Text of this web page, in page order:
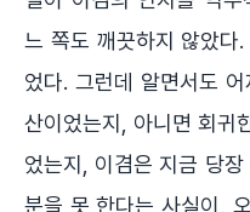
느 쪽도 깨끗하지 않았다
었다. 그런데 알면서도
산이었는지, 아니면 회귀
었는지, 이겸은 지금 당
분을 못 한다는 사실이,